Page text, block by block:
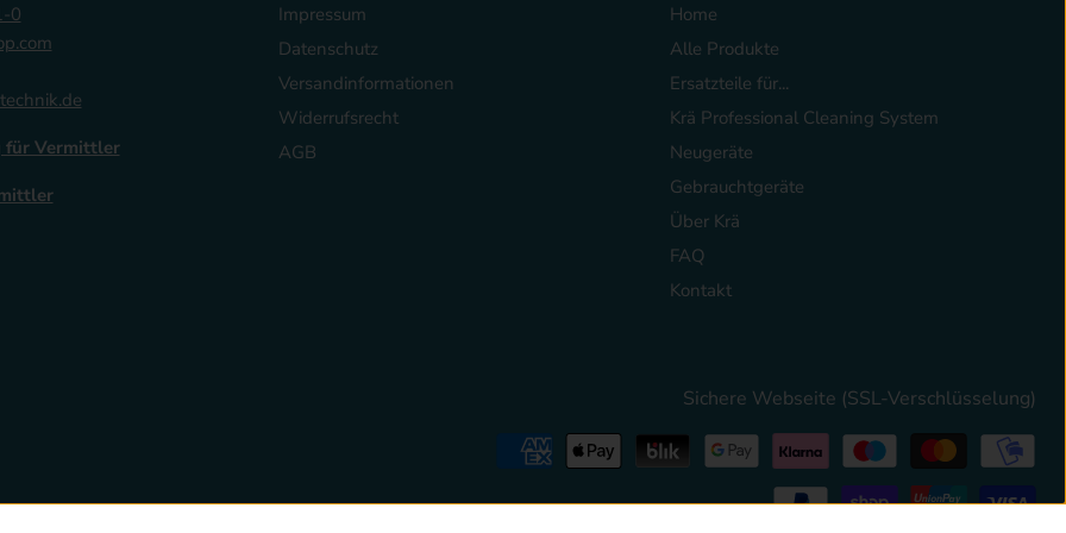
0
für Vermittler
Impressum
Datenschutz
Versandinformationen
Widerrufsrecht
AGB
Home
Alle Produkte
Ersatzteile für...
Krä Professional Cleaning System
Neugeräte
Gebrauchtgeräte
Über Krä
FAQ
Kontakt
Sichere Webseite (SSL-Verschlüsselung)